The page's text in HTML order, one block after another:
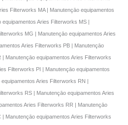
Filterworks MA | Manutençāo equipamentos
Aries Filterworks MS |
MG | Manutençāo equipamentos Aries
Aries Filterworks PB | Manutençāo
Manutençāo equipamentos Aries Filterworks
Filterworks PI | Manutençāo equipamentos
Aries Filterworks RN |
RS | Manutençāo equipamentos Aries
Aries Filterworks RR | Manutençāo
Manutençāo equipamentos Aries Filterworks